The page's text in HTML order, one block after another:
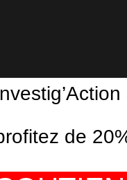
de